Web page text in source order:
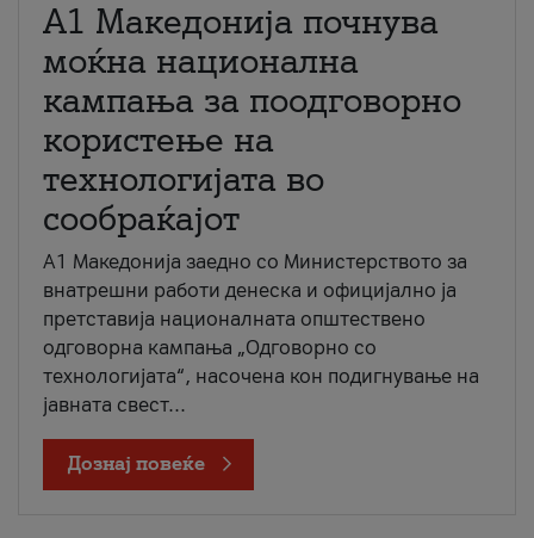
A1 Македонија почнува
моќна национална
кампања за поодговорно
користење на
технологијата во
сообраќајот
A1 Македонија заедно со Министерството за
внатрешни работи денеска и официјално ја
претставија националната општествено
одговорна кампања „Одговорно со
технологијата“, насочена кон подигнување на
јавната свест...
Дознај повеќе